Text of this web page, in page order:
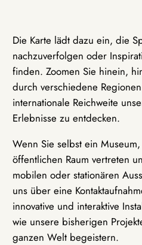
Die Karte lädt dazu ein, die
nachzuverfolgen oder
finden. Zoomen Sie hinein,
durch verschiedene
internationale Reichweite
Erlebnisse zu entdecken.
Wenn Sie selbst ein
öffentlichen Raum vertreten
mobilen oder stationären
uns über eine
innovative und interaktive
wie unsere bisherigen
ganzen Welt begeistern.